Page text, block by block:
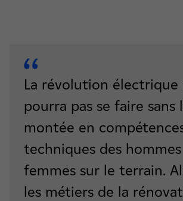
La révolution électrique
pourra pas se faire sans
montée en
techniques des
femmes sur le terrain.
les métiers de la